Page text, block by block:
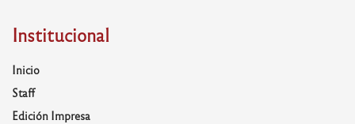
Institucional
Inicio
Staff
Edición Impresa